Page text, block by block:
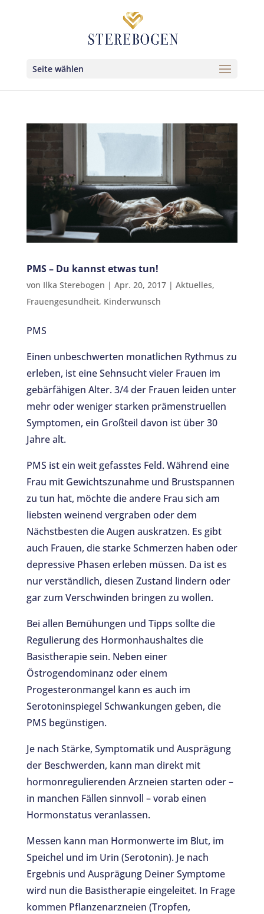
Seite wählen
PMS – Du kannst etwas tun!
von Ilka Sterebogen | Apr. 20, 2017| Aktuelles,
Frauengesundheit, Kinderwunsch
PMS
Einen unbeschwerten monatlichen Rythmus zu
erleben, ist eine Sehnsucht vieler Frauen im
gebärfähigen Alter. 3/4 der Frauen leiden unter
mehr oder weniger starken prämenstruellen
Symptomen, ein Großteil davon ist über 30
Jahre alt.
PMS ist ein weit gefasstes Feld. Während eine
Frau mit Gewichtszunahme und Brustspannen
zu tun hat, möchte die andere Frau sich am
liebsten weinend vergraben oder dem
Nächstbesten die Augen auskratzen. Es gibt
auch Frauen, die starke Schmerzen haben oder
depressive Phasen erleben müssen. Da ist es
nur verständlich, diesen Zustand lindern oder
gar zum Verschwinden bringen zu wollen.
Bei allen Bemühungen und Tipps sollte die
Regulierung des Hormonhaushaltes die
Basistherapie sein. Neben einer
Östrogendominanz oder einem
Progesteronmangel kann es auch im
Serotoninspiegel Schwankungen geben, die
PMS begünstigen.
Je nach Stärke, Symptomatik und Ausprägung
der Beschwerden, kann man direkt mit
hormonregulierenden Arzneien starten oder –
in manchen Fällen sinnvoll – vorab einen
Hormonstatus veranlassen.
Messen kann man Hormonwerte im Blut, im
Speichel und im Urin (Serotonin). Je nach
Ergebnis und Ausprägung Deiner Symptome
wird nun die Basistherapie eingeleitet. In Frage
kommen Pflanzenarzneien (Tropfen,